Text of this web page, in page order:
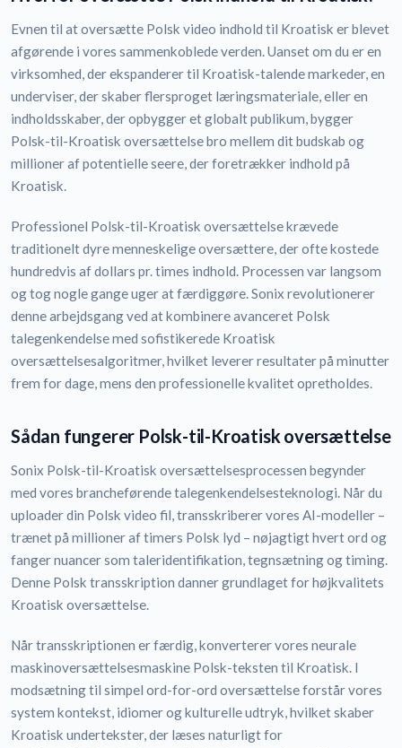
Evnen til at oversætte Polsk video indhold til Kroatisk er blevet
afgørende i vores sammenkoblede verden. Uanset om du er en
virksomhed, der ekspanderer til Kroatisk-talende markeder, en
underviser, der skaber flersproget læringsmateriale, eller en
indholdsskaber, der opbygger et globalt publikum, bygger
Polsk-til-Kroatisk oversættelse bro mellem dit budskab og
millioner af potentielle seere, der foretrækker indhold på
Kroatisk.
Professionel Polsk-til-Kroatisk oversættelse krævede
traditionelt dyre menneskelige oversættere, der ofte kostede
hundredvis af dollars pr. times indhold. Processen var langsom
og tog nogle gange uger at færdiggøre. Sonix revolutionerer
denne arbejdsgang ved at kombinere avanceret Polsk
talegenkendelse med sofistikerede Kroatisk
oversættelsesalgoritmer, hvilket leverer resultater på minutter
frem for dage, mens den professionelle kvalitet opretholdes.
Sådan fungerer Polsk-til-Kroatisk oversættelse
Sonix Polsk-til-Kroatisk oversættelsesprocessen begynder
med vores brancheførende talegenkendelsesteknologi. Når du
uploader din Polsk video fil, transskriberer vores AI-modeller –
trænet på millioner af timers Polsk lyd – nøjagtigt hvert ord og
fanger nuancer som taleridentifikation, tegnsætning og timing.
Denne Polsk transskription danner grundlaget for højkvalitets
Kroatisk oversættelse.
Når transskriptionen er færdig, konverterer vores neurale
maskinoversættelsesmaskine Polsk-teksten til Kroatisk. I
modsætning til simpel ord-for-ord oversættelse forstår vores
system kontekst, idiomer og kulturelle udtryk, hvilket skaber
Kroatisk undertekster, der læses naturligt for